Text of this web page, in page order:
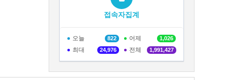
접속자집계
오늘 822 어제 1,026
최대 24,976 전체 1,991,427